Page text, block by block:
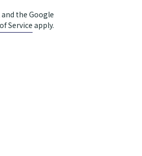
the Google
Serviceapply.